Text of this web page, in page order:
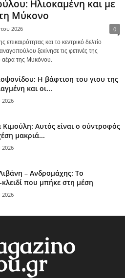
Ηλιοκαμένη και με
Μύκονο
2026 0
και το κεντρικό δελτίο
ξεκίνησε τις φετινές της
αέρα της Μυκόνου.
Η βάφτιση του γιου της
και οι...
Αυτός είναι ο σύντροφός
μακριά...
– Ανδρομάχης: Το
που μπήκε στη μέση